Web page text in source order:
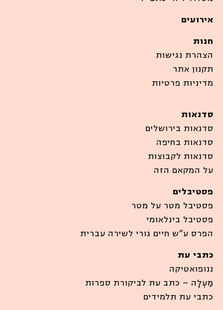
אירועים
חנות
הצהרת נגישות
תקנון אתר
מדיניות פרטיות
סדנאות
סדנאות בירושלים
סדנאות בחיפה
סדנאות לקבוצות
על המקאם הזה
פסטיבלים
פסטיבל מטר על מטר
פסטיבל בינלאומי
הפרס ע”ש חיים גורי לשירה עברית
כתבי עת
ננופואטיקה
מַעְלָה – כתב עת לביקורת ספרות
כתבי עת תלמידים